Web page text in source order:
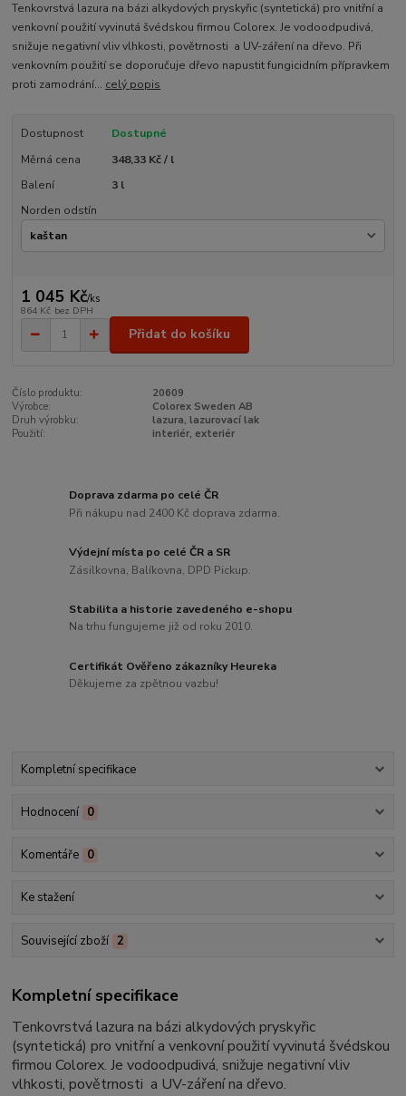
Tenkovrstvá lazura na bázi alkydových pryskyřic (syntetická) pro vnitřní a
venkovní použití vyvinutá švédskou firmou Colorex. Je vodoodpudivá,
snižuje negativní vliv vlhkosti, povětrnosti a UV-záření na dřevo. Při
venkovním použití se doporučuje dřevo napustit fungicidním přípravkem
proti zamodrání... celý popis
Dostupnost
Dostupné
Měrná cena
348,33 Kč / l
Balení
3 l
Norden odstín
1 045 Kč/ks
864 Kč bez DPH
Přidat do košíku
Číslo produktu:
20609
Výrobce:
Colorex Sweden AB
Druh výrobku:
lazura, lazurovací lak
Použití:
interiér, exteriér
Doprava zdarma po celé ČR
Při nákupu nad 2400 Kč doprava zdarma.
Výdejní místa po celé ČR a SR
Zásilkovna, Balíkovna, DPD Pickup.
Stabilita a historie zavedeného e-shopu
Na trhu fungujeme již od roku 2010.
Certifikát Ověřeno zákazníky Heureka
Děkujeme za zpětnou vazbu!
Kompletní specifikace
Hodnocení 0
Komentáře 0
Ke stažení
Související zboží 2
Kompletní specifikace
Tenkovrstvá lazura na bázi alkydových pryskyřic
(syntetická) pro vnitřní a venkovní použití vyvinutá švédskou
firmou Colorex. Je vodoodpudivá, snižuje negativní vliv
vlhkosti, povětrnosti a UV-záření na dřevo.